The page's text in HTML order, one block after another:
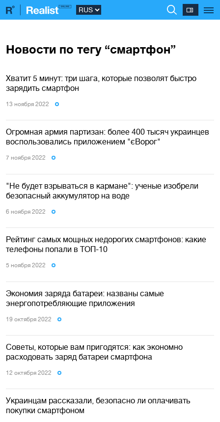
Новости по тегу “смартфон”
Хватит 5 минут: три шага, которые позволят быстро
зарядить смартфон
13 ноября 2022
Огромная армия партизан: более 400 тысяч украинцев
воспользовались приложением "єВорог"
7 ноября 2022
"Не будет взрываться в кармане": ученые изобрели
безопасный аккумулятор на воде
6 ноября 2022
Рейтинг самых мощных недорогих смартфонов: какие
телефоны попали в ТОП-10
5 ноября 2022
Экономия заряда батареи: названы самые
энергопотребляющие приложения
19 октября 2022
Советы, которые вам пригодятся: как экономно
расходовать заряд батареи смартфона
12 октября 2022
Украинцам рассказали, безопасно ли оплачивать
покупки смартфоном